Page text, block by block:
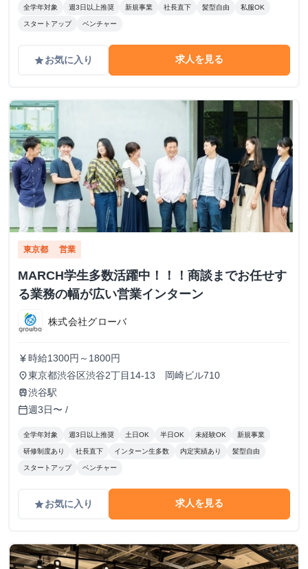
全学年対象 週3日以上推奨 新規事業 社長直下 髪型自由 私服OK
スタートアップ ベンチャー
gradeお気に入り 求人を見る
東京都 営業
MARCH学生多数活躍中！！！商談までお任せす
る業務の幅が広い営業インターン
株式会社グローバ
currency_yen 時給1300円～1800円
place東京都渋谷区渋谷2丁目14-13 岡崎ビル710
train渋谷駅
calendar_today週3日〜 /
全学年対象 週3日以上推奨 土日OK 半日OK 未経験OK 新規事業
研修制度あり 社長直下 インターン生多数 内定実績あり 髪型自由
スタートアップ ベンチャー
gradeお気に入り 求人を見る